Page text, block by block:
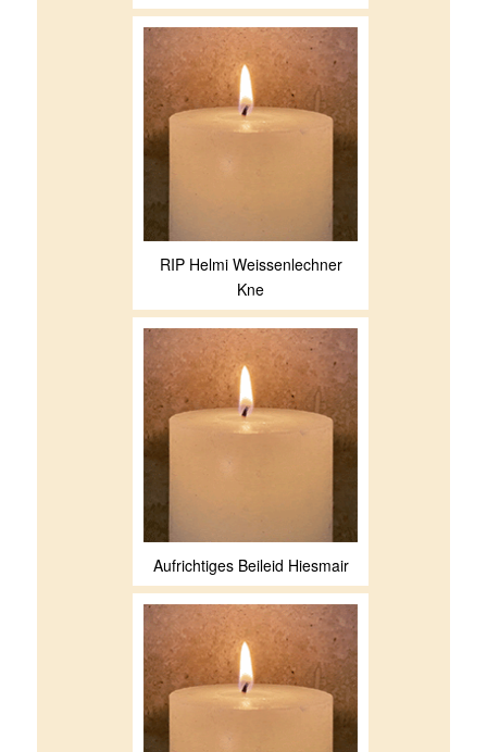
RIP Helmi Weissenlechner
Kne
Aufrichtiges Beileid Hiesmair